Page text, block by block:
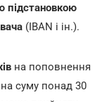
підстановкою
(IBAN і ін.).
на поповнення
на суму понад 30